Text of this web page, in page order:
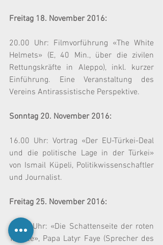
Freitag 18. November 2016:
20.00 Uhr: Filmvorführung «The White
Helmets» (E, 40 Min., über die zivilen
Rettungskräfte in Aleppo), inkl. kurzer
Einführung. Eine Veranstaltung des
Vereins Antirassistische Perspektive.
Sonntag 20. November 2016:
16.00 Uhr: Vortrag «Der EU-Türkei-Deal
und die politische Lage in der Türkei»
von Ismail Küpeli, Politikwissenschaftler
und Journalist.
Freitag 25. November 2016:
19.30 Uhr: «Die Schattenseite der roten
Tomate», Papa Latyr Faye (Sprecher des